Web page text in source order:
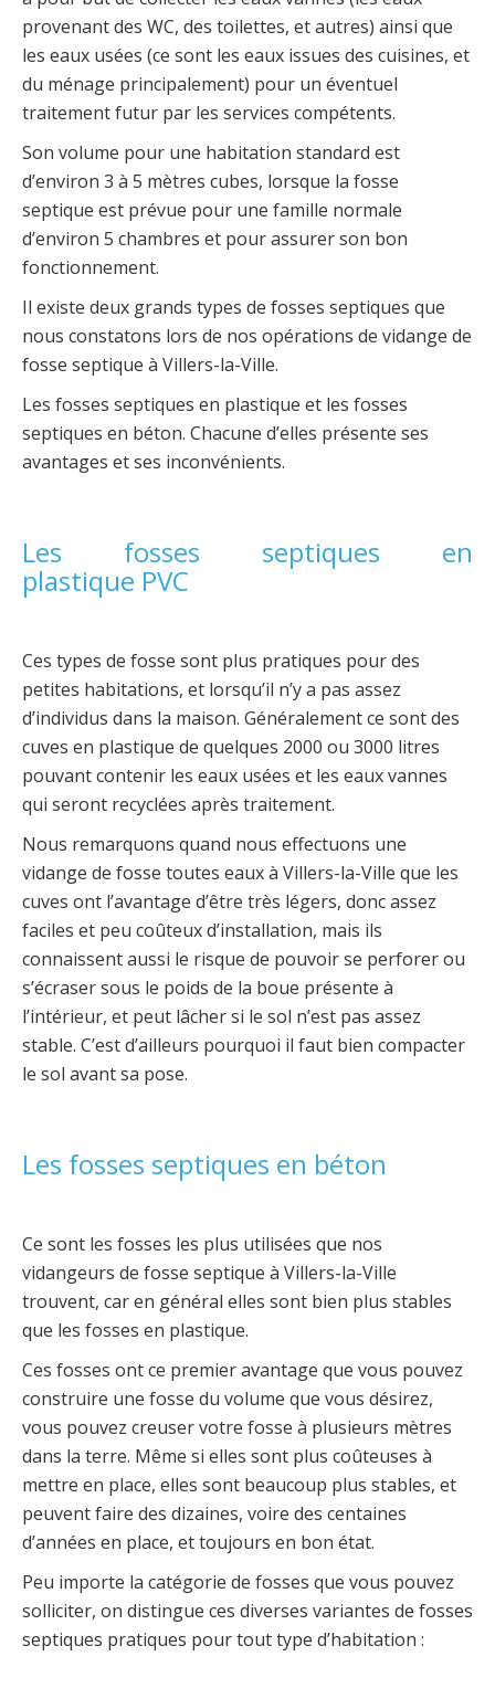
provenant des WC, des toilettes, et autres) ainsi que
les eaux usées (ce sont les eaux issues des cuisines, et
du ménage principalement) pour un éventuel
traitement futur par les services compétents.
Son volume pour une habitation standard est
d’environ 3 à 5 mètres cubes, lorsque la fosse
septique est prévue pour une famille normale
d’environ 5 chambres et pour assurer son bon
fonctionnement.
Il existe deux grands types de fosses septiques que
nous constatons lors de nos opérations de vidange de
fosse septique à Villers-la-Ville.
Les fosses septiques en plastique et les fosses
septiques en béton. Chacune d’elles présente ses
avantages et ses inconvénients.
Les fosses septiques en
plastique PVC
Ces types de fosse sont plus pratiques pour des
petites habitations, et lorsqu’il n’y a pas assez
d’individus dans la maison. Généralement ce sont des
cuves en plastique de quelques 2000 ou 3000 litres
pouvant contenir les eaux usées et les eaux vannes
qui seront recyclées après traitement.
Nous remarquons quand nous effectuons une
vidange de fosse toutes eaux à Villers-la-Ville que les
cuves ont l’avantage d’être très légers, donc assez
faciles et peu coûteux d’installation, mais ils
connaissent aussi le risque de pouvoir se perforer ou
s’écraser sous le poids de la boue présente à
l’intérieur, et peut lâcher si le sol n’est pas assez
stable. C’est d’ailleurs pourquoi il faut bien compacter
le sol avant sa pose.
Les fosses septiques en béton
Ce sont les fosses les plus utilisées que nos
vidangeurs de fosse septique à Villers-la-Ville
trouvent, car en général elles sont bien plus stables
que les fosses en plastique.
Ces fosses ont ce premier avantage que vous pouvez
construire une fosse du volume que vous désirez,
vous pouvez creuser votre fosse à plusieurs mètres
dans la terre. Même si elles sont plus coûteuses à
mettre en place, elles sont beaucoup plus stables, et
peuvent faire des dizaines, voire des centaines
d’années en place, et toujours en bon état.
Peu importe la catégorie de fosses que vous pouvez
solliciter, on distingue ces diverses variantes de fosses
septiques pratiques pour tout type d’habitation :